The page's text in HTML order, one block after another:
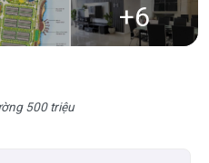
+6
500 triệu